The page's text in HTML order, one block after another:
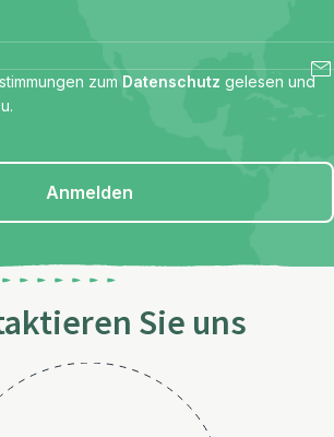
zum Datenschutz gelesen und
Anmelden
Sie uns